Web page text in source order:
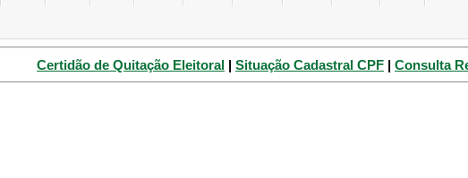
Certidão de Quitação Eleitoral | Situação Cadastral CPF | Consulta